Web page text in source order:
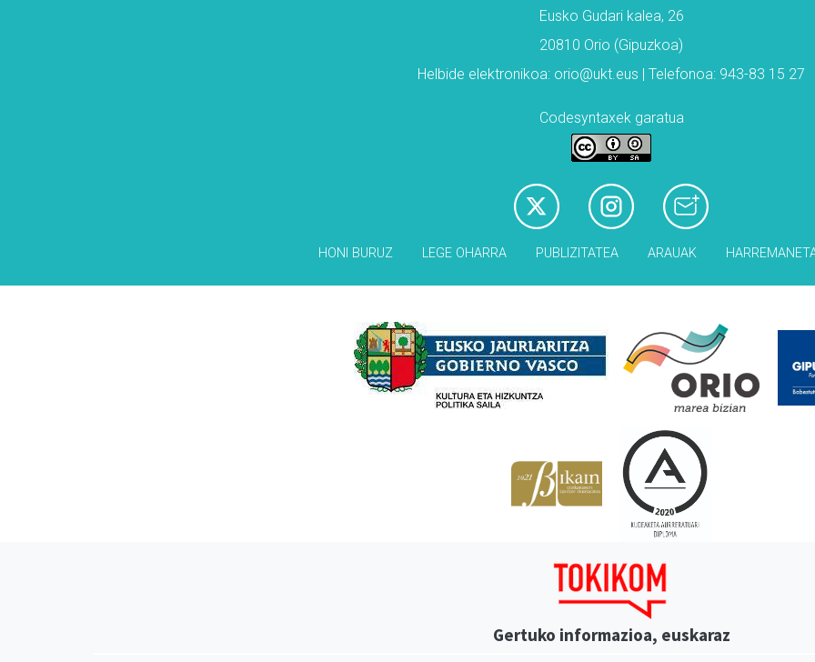
Eusko Gudari kalea, 26
20810 Orio (Gipuzkoa)
Helbide elektronikoa: orio@ukt.eus | Telefonoa: 943-83 15 27
Codesyntaxek garatua
HONI BURUZ LEGE OHARRA PUBLIZITATEA ARAUAK
Gertuko informazioa, euskaraz